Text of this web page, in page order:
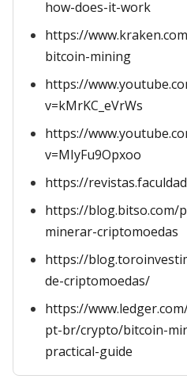
how-does-it-work
https://
bitcoin-mining
https://
v=kMrKC_eVrWs
https://
v=MIyFu9Opxoo
https://
https://blog.bitso.com/
minerar-criptomoedas
https://
de-criptomoedas/
https://
pt-br/crypto/bitcoin-
practical-guide